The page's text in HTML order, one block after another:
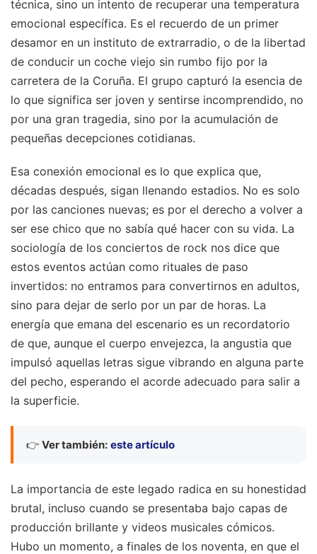
técnica, sino un intento de recuperar una temperatura
emocional específica. Es el recuerdo de un primer
desamor en un instituto de extrarradio, o de la libertad
de conducir un coche viejo sin rumbo fijo por la
carretera de la Coruña. El grupo capturó la esencia de
lo que significa ser joven y sentirse incomprendido, no
por una gran tragedia, sino por la acumulación de
pequeñas decepciones cotidianas.
Esa conexión emocional es lo que explica que,
décadas después, sigan llenando estadios. No es solo
por las canciones nuevas; es por el derecho a volver a
ser ese chico que no sabía qué hacer con su vida. La
sociología de los conciertos de rock nos dice que
estos eventos actúan como rituales de paso
invertidos: no entramos para convertirnos en adultos,
sino para dejar de serlo por un par de horas. La
energía que emana del escenario es un recordatorio
de que, aunque el cuerpo envejezca, la angustia que
impulsó aquellas letras sigue vibrando en alguna parte
del pecho, esperando el acorde adecuado para salir a
la superficie.
👉 Ver también: este artículo
La importancia de este legado radica en su honestidad
brutal, incluso cuando se presentaba bajo capas de
producción brillante y videos musicales cómicos.
Hubo un momento, a finales de los noventa, en que el